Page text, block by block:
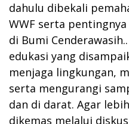
dahulu dibekali
WWF serta
di Bumi
edukasi yang
menjaga lingkungan,
serta mengurangi
dan di darat. Agar
dikemas melalui